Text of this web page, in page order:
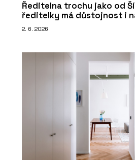
Ředitelna trochu jako od
ředitelky má důstojnost i
2. 6. 2026